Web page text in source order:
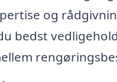
og
bedst